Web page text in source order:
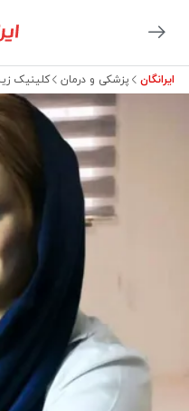
ایرانگان پزشکی و درمان کلینیک